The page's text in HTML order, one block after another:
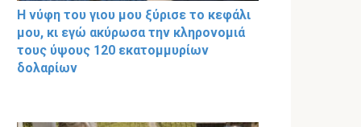
Η νύφη του γιου μου ξύρισε το κεφάλι
μου, κι εγώ ακύρωσα την κληρονομιά
τους ύψους 120 εκατομμυρίων
δολαρίων